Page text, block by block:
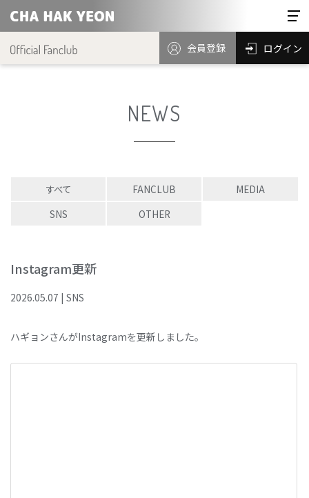
会員登録 ログイン
NEWS
すべて FANCLUB
MEDIA
SNS
OTHER
Instagram更新
2026.05.07 | SNS
ハギョンさんがInstagramを更新しました。